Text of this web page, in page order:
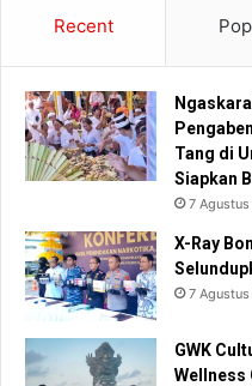
Recent
Tang di
Siapkan
7
X-Ray
7
GWK